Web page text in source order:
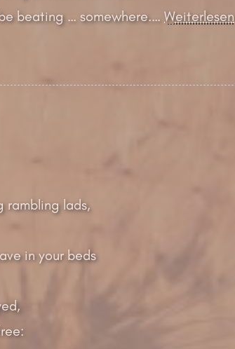
beating … somewhere.… Weiterlesen
rambling lads,
in your beds